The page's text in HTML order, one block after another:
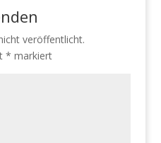
veröffentlicht.
* markiert